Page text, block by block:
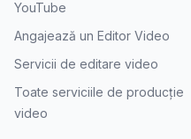
YouTube
Angajează un Editor Video
Servicii de editare video
Toate serviciile de producție
video